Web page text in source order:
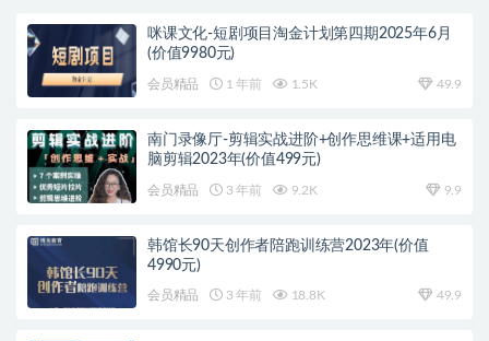
咪课文化-短剧项目淘金计划第四期2025年6月
(价值9980元)
会员精品 1 年前 1.5K 49.9
南门录像厅-剪辑实战进阶+创作思维课+适用电
脑剪辑2023年(价值499元)
会员精品 3 年前 9.2K 9.9
韩馆长90天创作者陪跑训练营2023年(价值
4990元)
会员精品 3 年前 18.8K 49.9